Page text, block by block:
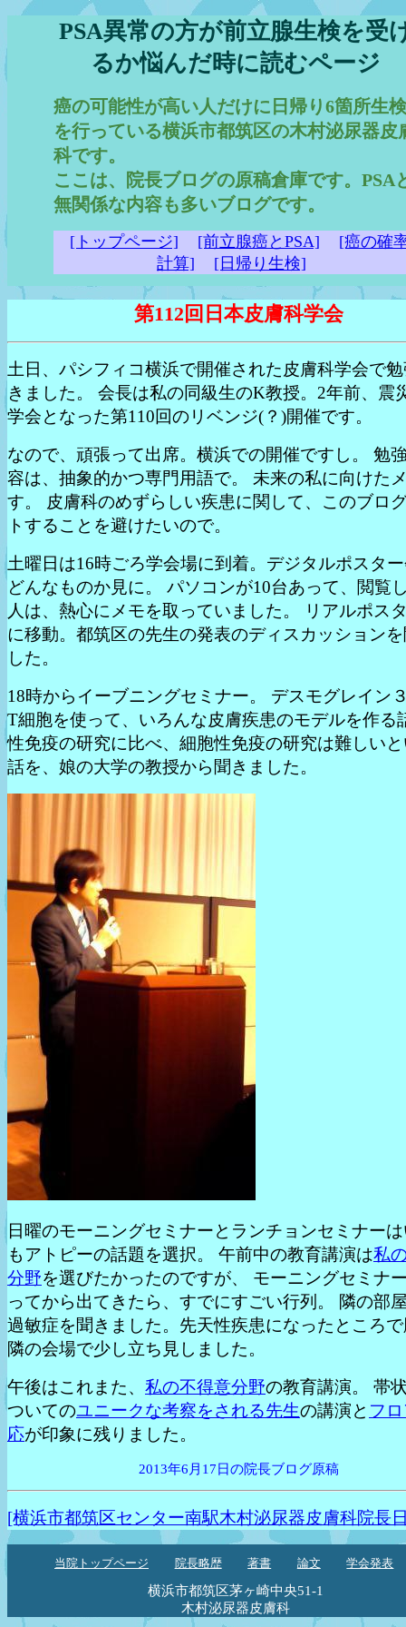
PSA異常の方が前立腺生検を受
るか悩んだ時に読むページ
癌の可能性が高い人だけに日帰り6箇所生
を行っている横浜市都筑区の木村泌尿器皮
科です。
ここは、院長ブログの原稿倉庫です。PSA
無関係な内容も多いブログです。
[トップページ] [前立腺癌とPSA]
[癌の確
計算]
[日帰り生検]
第112回日本皮膚科学会
土日、パシフィコ横浜で開催された皮膚科学会で
きました。 会長は私の同級生のK教授。2年前、震
学会となった第110回のリベンジ(？)開催です。
なので、頑張って出席。横浜での開催ですし。 勉
容は、抽象的かつ専門用語で。 未来の私に向けた
す。 皮膚科のめずらしい疾患に関して、このブロ
トすることを避けたいので。
土曜日は16時ごろ学会場に到着。デジタルポスタ
どんなものか見に。 パソコンが10台あって、閲覧
人は、熱心にメモを取っていました。 リアルポス
に移動。都筑区の先生の発表のディスカッション
した。
18時からイーブニングセミナー。 デスモグレイン
T細胞を使って、いろんな皮膚疾患のモデルを作る
性免疫の研究に比べ、細胞性免疫の研究は難しい
話を、娘の大学の教授から聞きました。
日曜のモーニングセミナーとランチョンセミナー
もアトピーの話題を選択。 午前中の教育講演は私
分野を選びたかったのですが、 モーニングセミナ
ってから出てきたら、すでにすごい行列。 隣の部
過敏症を聞きました。先天性疾患になったところ
隣の会場で少し立ち見しました。
午後はこれまた、 私の不得意分野の教育講演。 帯
ついてのユニークな考察をされる先生の講演と フ
応が印象に残りました。
2013年6月17日の院長ブログ原稿
[横浜市都筑区センター南駅木村泌尿器皮膚科院長
当院トップページ 院長略歴 著書 論文 学会発表
横浜市都筑区茅ヶ崎中央51-1
木村泌尿器皮膚科